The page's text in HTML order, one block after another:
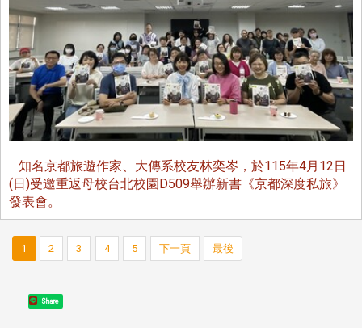
知名京都旅遊作家、大傳系校友林奕岑，於115年4月12日
(日)受邀重返母校台北校園D509舉辦新書《京都深度私旅》
發表會。
1 2 3 4 5 下一頁 最後
Share